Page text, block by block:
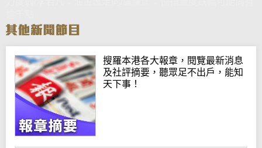
搜羅本港各大報章，閱覽最新消息
及社評摘要，聽眾足不出戶，能知
天下事！